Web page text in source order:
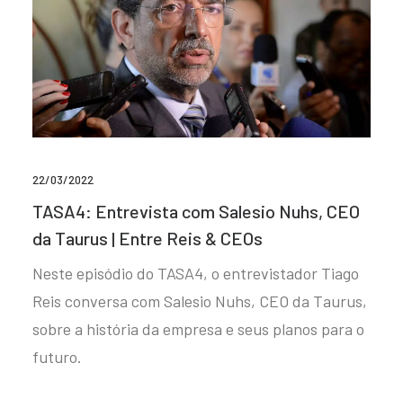
22/03/2022
TASA4: Entrevista com Salesio Nuhs, CEO
da Taurus | Entre Reis & CEOs
Neste episódio do TASA4, o entrevistador Tiago
Reis conversa com Salesio Nuhs, CEO da Taurus,
sobre a história da empresa e seus planos para o
futuro.